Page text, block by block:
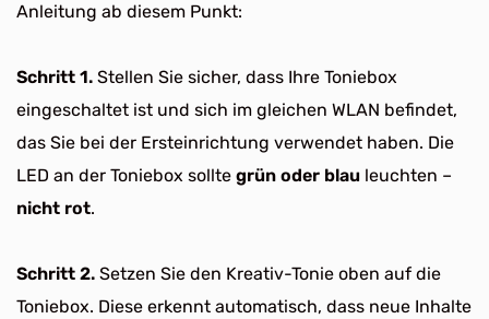
Anleitung ab diesem Punkt:
Schritt 1. Stellen Sie sicher, dass Ihre Toniebox
eingeschaltet ist und sich im gleichen WLAN befindet,
das Sie bei der Ersteinrichtung verwendet haben. Die
LED an der Toniebox sollte grün oder blau leuchten –
nicht rot.
Schritt 2. Setzen Sie den Kreativ-Tonie oben auf die
Toniebox. Diese erkennt automatisch, dass neue Inhalte